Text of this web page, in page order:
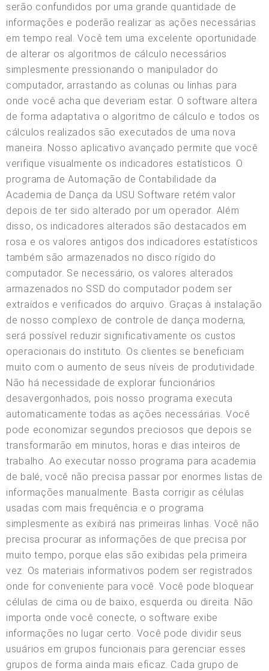
serão confundidos por uma grande quantidade de
informações e poderão realizar as ações necessárias
em tempo real. Você tem uma excelente oportunidade
de alterar os algoritmos de cálculo necessários
simplesmente pressionando o manipulador do
computador, arrastando as colunas ou linhas para
onde você acha que deveriam estar. O software altera
de forma adaptativa o algoritmo de cálculo e todos os
cálculos realizados são executados de uma nova
maneira. Nosso aplicativo avançado permite que você
verifique visualmente os indicadores estatísticos. O
programa de Automação de Contabilidade da
Academia de Dança da USU Software retém valor
depois de ter sido alterado por um operador. Além
disso, os indicadores alterados são destacados em
rosa e os valores antigos dos indicadores estatísticos
também são armazenados no disco rígido do
computador. Se necessário, os valores alterados
armazenados no SSD do computador podem ser
extraídos e verificados do arquivo. Graças à instalação
de nosso complexo de controle de dança moderna,
será possível reduzir significativamente os custos
operacionais do instituto. Os clientes se beneficiam
muito com o aumento de seus níveis de produtividade.
Não há necessidade de explorar funcionários
desavergonhados, pois nosso programa executa
automaticamente todas as ações necessárias. Você
pode economizar segundos preciosos que depois se
transformarão em minutos, horas e dias inteiros de
trabalho. Ao executar nosso programa para academia
de balé, você não precisa passar por enormes listas de
informações manualmente. Basta corrigir as células
usadas com mais frequência e o programa
simplesmente as exibirá nas primeiras linhas. Você não
precisa procurar as informações de que precisa por
muito tempo, porque elas são exibidas pela primeira
vez. Os materiais informativos podem ser registrados
onde for conveniente para você. Você pode bloquear
células de cima ou de baixo, esquerda ou direita. Não
importa onde você conecte, o software exibe
informações no lugar certo. Você pode dividir seus
usuários em grupos funcionais para gerenciar esses
grupos de forma ainda mais eficaz. Cada grupo de